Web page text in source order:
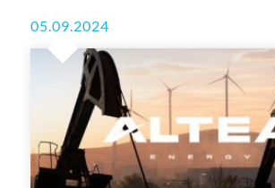
05.09.2024